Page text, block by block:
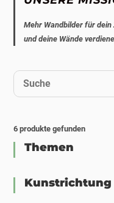
Mehr Wandbilder für dein
und deine Wände
6 produkte gefunden
Themen
Kunstrichtung